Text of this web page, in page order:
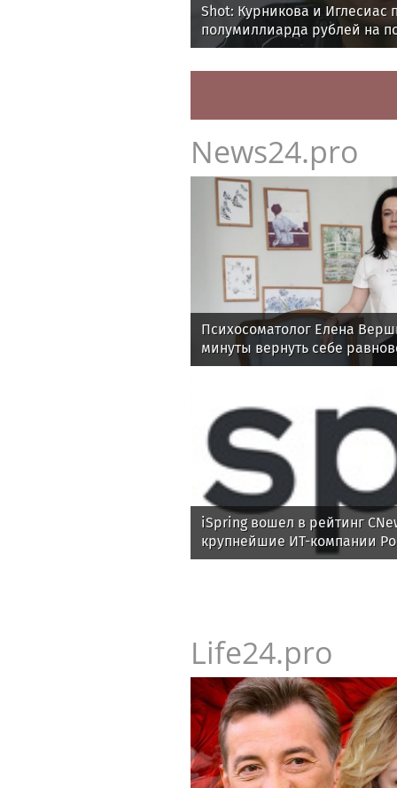
Shot: Курникова и Иглесиас
полумиллиарда рублей на
News24.pro
Психосоматолог Елена
минуты вернуть себе
iSpring вошел в рейтинг
крупнейшие ИТ-компании
Life24.pro